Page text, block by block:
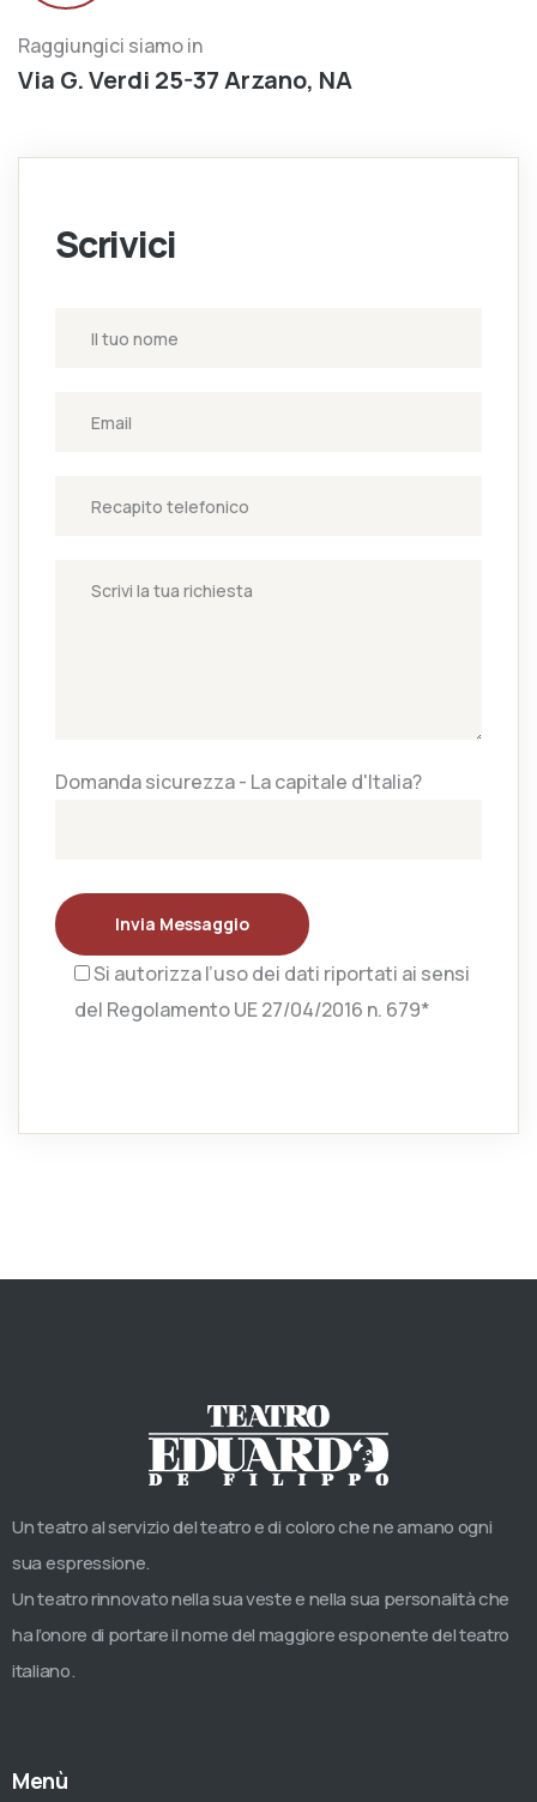
Raggiungici siamo in
Via G. Verdi 25-37 Arzano, NA
Scrivici
Domanda sicurezza - La capitale d'Italia?
Invia Messaggio
Si autorizza l’uso dei dati riportati ai sensi
del Regolamento UE 27/04/2016 n. 679*
Un teatro al servizio del teatro e di coloro che ne amano ogni
sua espressione.
Un teatro rinnovato nella sua veste e nella sua personalità che
ha l’onore di portare il nome del maggiore esponente del teatro
italiano.
Menù